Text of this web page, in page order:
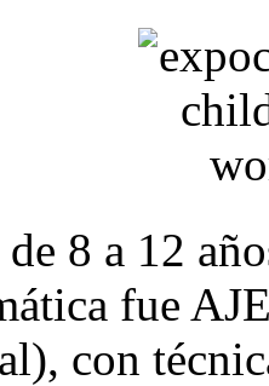
8 a 12
fue
con